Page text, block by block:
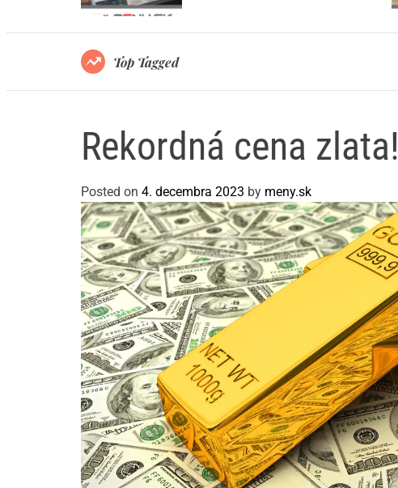
dno svojich limitov?
Top Tagged
Rekordná cena zlata!
Posted on 4. decembra 2023 by meny.sk